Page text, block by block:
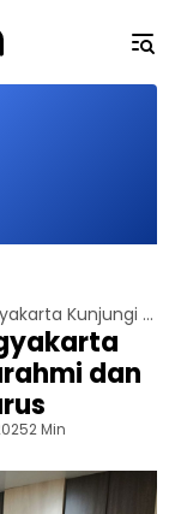
Jemaat Ahmadiyah Yogyakarta Kunjungi Kemenag, Silaturahmi dan Pengenalan Pengurus
dan
2 Min